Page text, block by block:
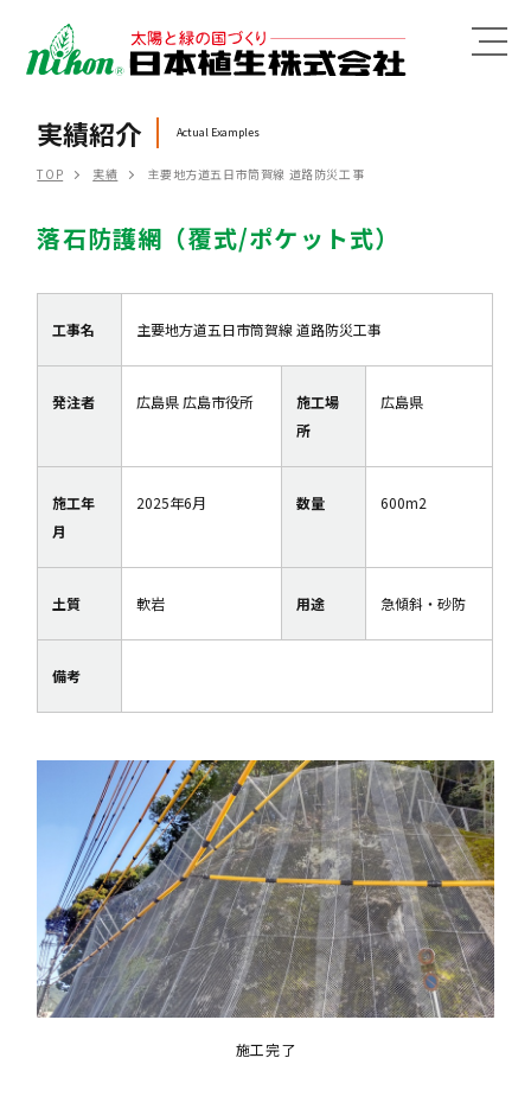
MENU
実績紹介 Actual Examples
TOP 実績 主要地方道五日市筒賀線 道路防災工事
落石防護網（覆式/ポケット式）
工事名 主要地方道五日市筒賀線 道路防災工事
発注者 広島県 広島市役所
施工場
所
広島県
施工年
月
2025年6月 数量 600m2
土質 軟岩 用途 急傾斜・砂防
備考
施工完了